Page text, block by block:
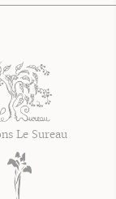
Le Sureau